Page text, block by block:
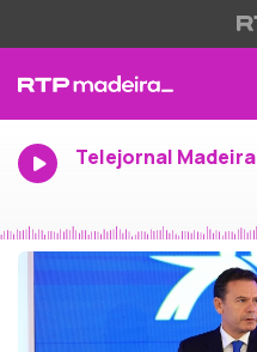
Telejornal Madeira